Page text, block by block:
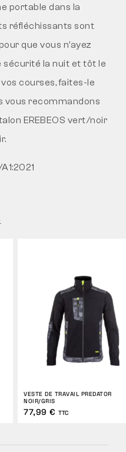
portable dans la
réfléchissants sont
que vous n’ayez
sécurité la nuit et tôt le
courses, faites-le
vous recommandons
EREBEOS vert/noir
VESTE DE TRAVAIL PREDATOR
NOIR/GRIS
77,99 € TTC